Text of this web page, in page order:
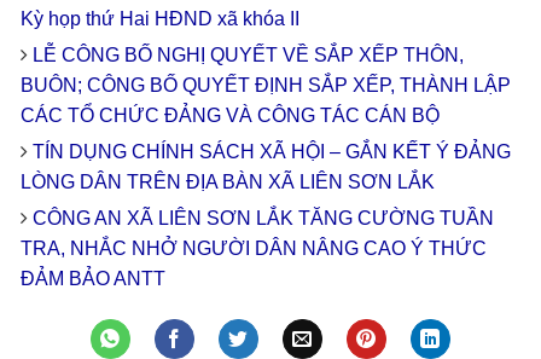
Kỳ họp thứ Hai HĐND xã khóa II
LỄ CÔNG BỐ NGHỊ QUYẾT VỀ SẮP XẾP THÔN,
BUÔN; CÔNG BỐ QUYẾT ĐỊNH SẮP XẾP, THÀNH LẬP
CÁC TỔ CHỨC ĐẢNG VÀ CÔNG TÁC CÁN BỘ
TÍN DỤNG CHÍNH SÁCH XÃ HỘI – GẮN KẾT Ý ĐẢNG
LÒNG DÂN TRÊN ĐỊA BÀN XÃ LIÊN SƠN LẮK
CÔNG AN XÃ LIÊN SƠN LẮK TĂNG CƯỜNG TUẦN
TRA, NHẮC NHỞ NGƯỜI DÂN NÂNG CAO Ý THỨC
ĐẢM BẢO ANTT